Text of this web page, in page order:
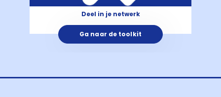
Deel in je netwerk
Ga naar de toolkit